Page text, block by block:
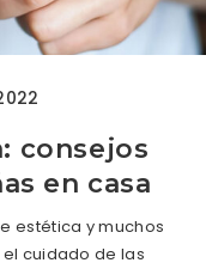
consejos
en casa
estética y muchos
cuidado de las